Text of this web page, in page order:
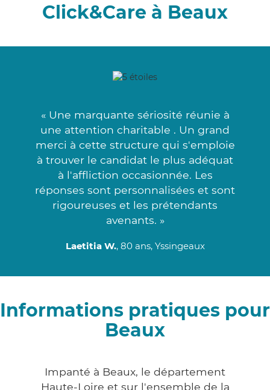
Click&Care à Beaux
« Une marquante sériosité réunie à
une attention charitable . Un grand
merci à cette structure qui s'emploie
à trouver le candidat le plus adéquat
à l'affliction occasionnée. Les
réponses sont personnalisées et sont
rigoureuses et les prétendants
avenants. »
Laetitia W., 80 ans, Yssingeaux
Informations pratiques pour
Beaux
Impanté à Beaux, le département
Haute-Loire et sur l'ensemble de la